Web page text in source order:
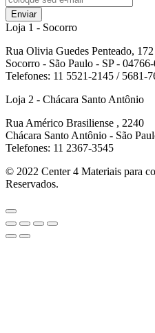
Enviar
Loja 1 - Socorro
Rua Olivia Guedes Penteado, 172
Socorro - São Paulo - SP -
Telefones: 11 5521-2145 / 5681-
Loja 2 - Chácara Santo Antônio
Rua Américo Brasiliense , 2240
Chácara Santo Antônio - São
Telefones: 11 2367-3545
© 2022 Center 4 Materiais para
Reservados.